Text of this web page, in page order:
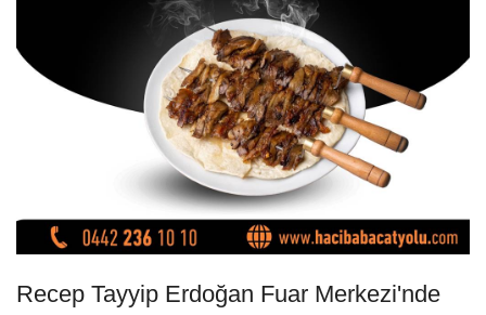
Recep Tayyip Erdoğan Fuar Merkezi'nde